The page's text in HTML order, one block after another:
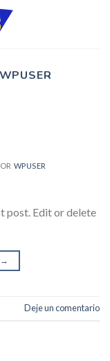
WPUSER
WPUSER
post. Edit or delete
→
Deje un comentario